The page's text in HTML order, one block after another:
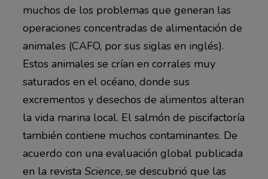
muchos de los problemas que generan las
operaciones concentradas de alimentación de
animales (CAFO, por sus siglas en inglés).
Estos animales se crían en corrales muy
saturados en el océano, donde sus
excrementos y desechos de alimentos alteran
la vida marina local. El salmón de piscifactoría
también contiene muchos contaminantes. De
acuerdo con una evaluación global publicada
en la revista Science, se descubrió que las